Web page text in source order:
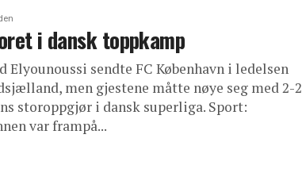
i dansk toppkamp
Elyounoussi sendte FC København i ledelsen
men gjestene måtte nøye seg med 2-2
storoppgjør i dansk superliga. Sport:
var frampå...